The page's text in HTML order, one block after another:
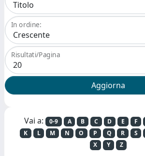
In ordine:
Risultati/Pagina
Vai a: 0-9 A B C D E F
K
L M N O P Q R S
X
Y Z